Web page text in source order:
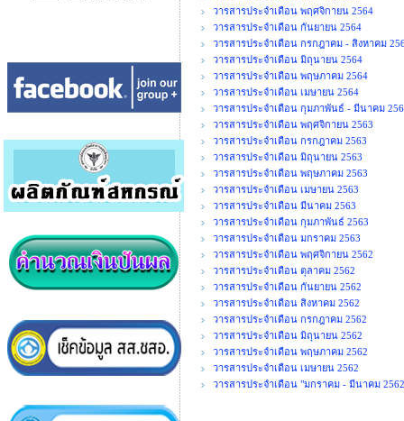
วารสารประจำเดือน พฤศจิกายน 2564
วารสารประจำเดือน กันยายน 2564
วารสารประจำเดือน กรกฎาคม - สิงหาคม
วารสารประจำเดือน มิถุนายน 2564
วารสารประจำเดือน พฤษภาคม 2564
วารสารประจำเดือน เมษายน 2564
วารสารประจำเดือน กุมภาพันธ์ - มีนาคม
วารสารประจำเดือน พฤศจิกายน 2563
วารสารประจำเดือน กรกฎาคม 2563
วารสารประจำเดือน มิถุนายน 2563
วารสารประจำเดือน พฤษภาคม 2563
วารสารประจำเดือน เมษายน 2563
วารสารประจำเดือน มีนาคม 2563
วารสารประจำเดือน กุมภาพันธ์ 2563
วารสารประจำเดือน มกราคม 2563
วารสารประจำเดือน พฤศจิกายน 2562
วารสารประจำเดือน ตุลาคม 2562
วารสารประจำเดือน กันยายน 2562
วารสารประจำเดือน สิงหาคม 2562
วารสารประจำเดือน กรกฎาคม 2562
วารสารประจำเดือน มิถุนายน 2562
วารสารประจำเดือน พฤษภาคม 2562
วารสารประจำเดือน เมษายน 2562
วารสารประจำเดือน "มกราคม - มีนาคม